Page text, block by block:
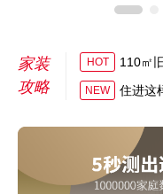
家装
攻略
HOT 110㎡
NEW 住进这